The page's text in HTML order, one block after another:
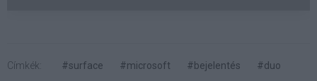
Címkék: #surface #microsoft #bejelentés
#duo